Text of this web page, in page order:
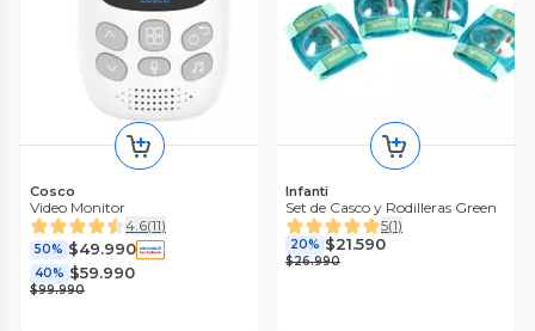
Cosco
Video Monitor
4.6(11)
50% $49.990
40% $59.990
$99.990
Infanti
Set de Casco y Rodilleras Green
5(1)
20% $21.590
$26.990